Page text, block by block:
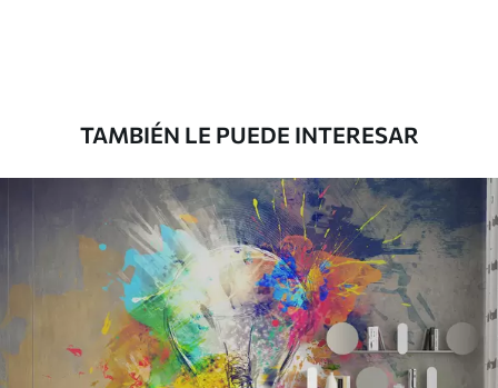
Peel and Stick
12.77$7.66/sq ft
TAMBIÉN LE PUEDE INTERESAR